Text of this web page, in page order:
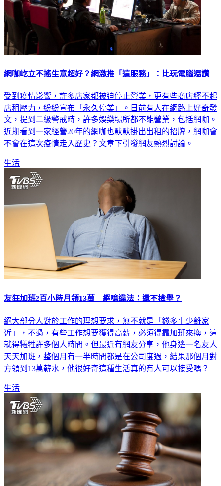
網咖屹立不搖生意超好？網激推「這服務」：比玩電腦還讚
受到疫情影響，許多店家都被迫停止營業，更有些商店經不起
店租壓力，紛紛宣布「永久停業」。日前有人在網路上好奇發
文，提到二級警戒時，許多娛樂場所都不能營業，包括網咖。
近期看到一家經營20年的網咖也默默掛出出租的招牌，網咖會
不會在這次疫情走入歷史？文章下引發網友熱烈討論。
生活
友狂加班2百小時月領13萬 網嗆違法：還不檢舉？
絕大部分人對於工作的理想要求，無不就是「錢多事少離家
近」，不過，有些工作想要獲得高薪，必須得靠加班來換，這
就得犧牲許多個人時間。但最近有網友分享，他身邊一名友人
天天加班，整個月有一半時間都是在公司度過，結果那個月對
方領到13萬薪水，他很好奇這種生活真的有人可以接受嗎？
生活